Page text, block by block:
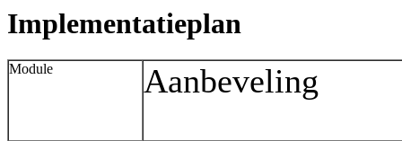
Implementatieplan
Module Aanbeveling